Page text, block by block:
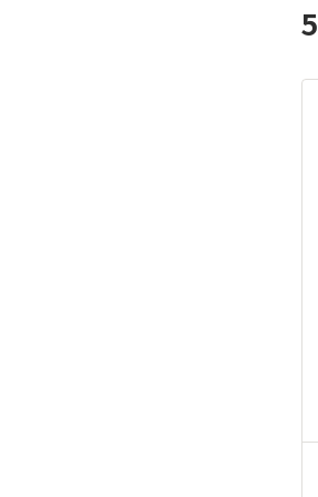
5